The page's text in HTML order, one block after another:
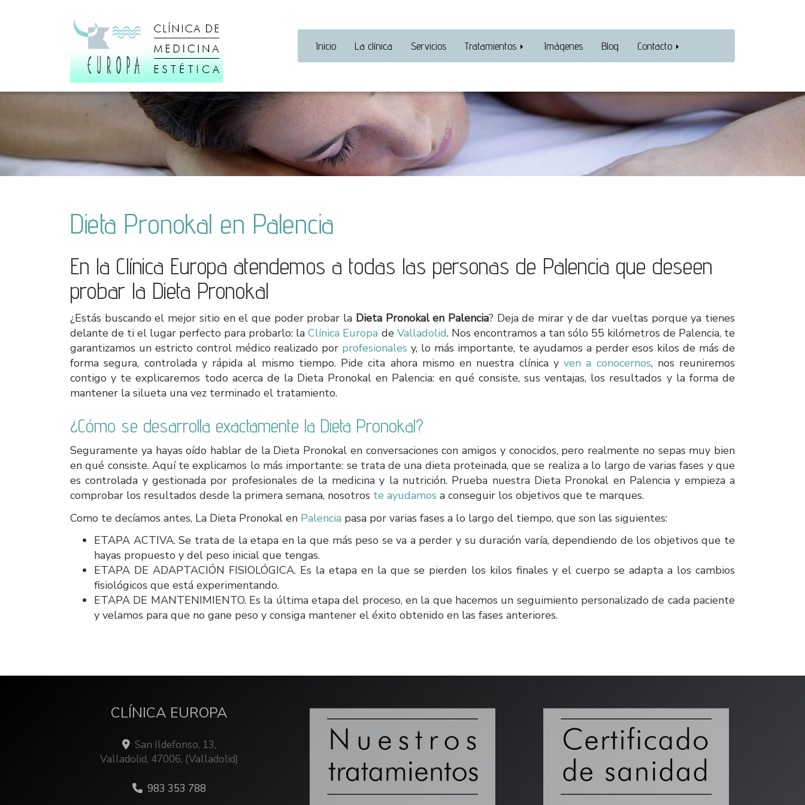
Inicio La clínica Servicios Tratamientos Imágenes Blog Contacto
Dieta Pronokal en Palencia
En la Clínica Europa atendemos a todas las personas de Palencia que deseen
probar la Dieta Pronokal
¿Estás buscando el mejor sitio en el que poder probar la Dieta Pronokal en Palencia? Deja de mirar y de dar vueltas porque ya tienes
delante de ti el lugar perfecto para probarlo: laClínica Europa de Valladolid. Nos encontramos a tan sólo 55 kilómetros de Palencia, te
garantizamos un estricto control médico realizado por profesionales y, lo más importante, te ayudamos a perder esos kilos de más de
forma segura, controlada y rápida al mismo tiempo. Pide cita ahora mismo en nuestra clínica y ven a conocernos, nos reuniremos
contigo y te explicaremos todo acerca de la Dieta Pronokal en Palencia: en qué consiste, sus ventajas, los resultados y la forma de
mantener la silueta una vez terminado el tratamiento.
¿Cómo se desarrolla exactamente la Dieta Pronokal?
Seguramente ya hayas oído hablar de la Dieta Pronokal en conversaciones con amigos y conocidos, pero realmente no sepas muy bien
en qué consiste. Aquí te explicamos lo más importante: se trata de una dieta proteinada, que se realiza a lo largo de varias fases y que
es controlada y gestionada por profesionales de la medicina y la nutrición. Prueba nuestra Dieta Pronokal en Palencia y empieza a
comprobar los resultados desde la primera semana, nosotros te ayudamos a conseguir los objetivos que te marques.
Como te decíamos antes, La Dieta Pronokal en Palencia pasa por varias fases a lo largo del tiempo, que son las siguientes:
ETAPA ACTIVA. Se trata de la etapa en la que más peso se va a perder y su duración varía, dependiendo de los objetivos que te
hayas propuesto y del peso inicial que tengas.
ETAPA DE ADAPTACIÓN FISIOLÓGICA. Es la etapa en la que se pierden los kilos finales y el cuerpo se adapta a los cambios
fisiológicos que está experimentando.
ETAPA DE MANTENIMIENTO. Es la última etapa del proceso, en la que hacemos un seguimiento personalizado de cada paciente
y velamos para que no gane peso y consiga mantener el éxito obtenido en las fases anteriores.
CLÍNICA EUROPA
San Ildefonso, 13,
Valladolid, 47006, (Valladolid)
983 353 788